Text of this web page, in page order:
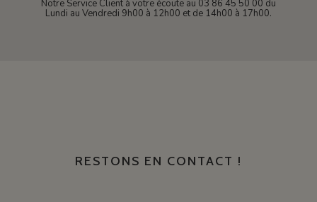
Notre Service Client à votre écoute au 03 86 45 50 00 du
Lundi au Vendredi 9h00 à 12h00 et de 14h00 à 17h00.
RESTONS EN CONTACT !